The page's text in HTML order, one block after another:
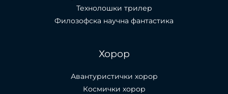
Технолошки трилер
Филозофска научна фантастика
Хорор
Авантуристички хорор
Космички хорор